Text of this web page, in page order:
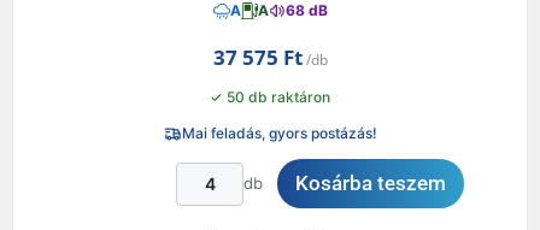
A A 68 dB
37 575 Ft
✓ 50 db raktáron
Mai feladás, gyors postázás!
db Kosárba teszem